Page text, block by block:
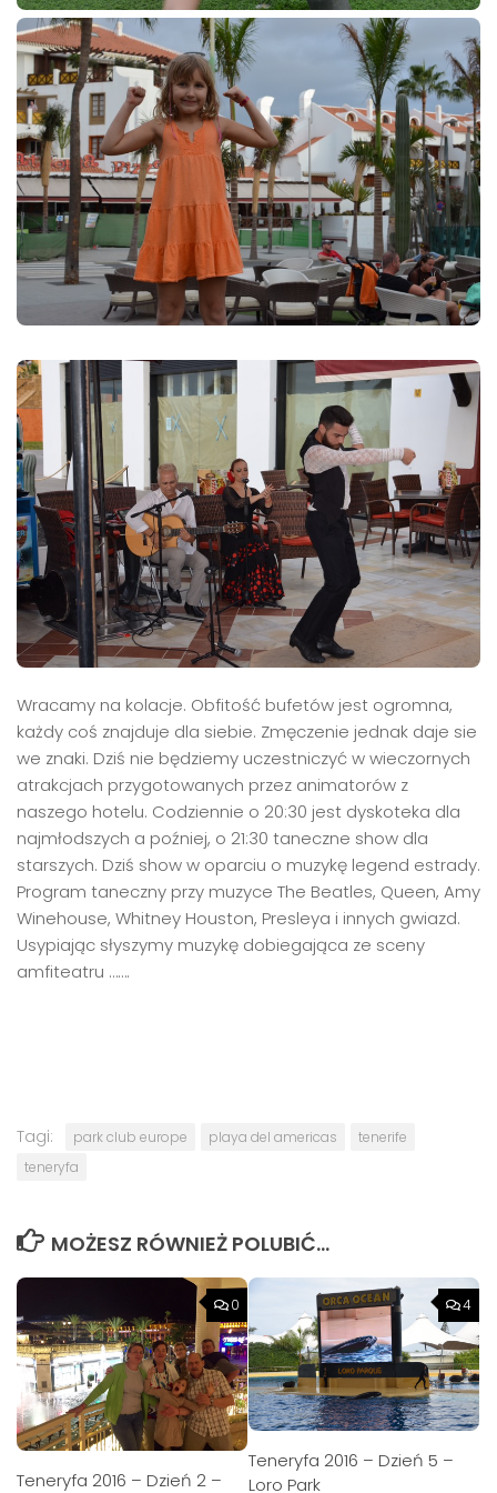
Wracamy na kolacje. Obfitość bufetów jest ogromna,
każdy coś znajduje dla siebie. Zmęczenie jednak daje sie
we znaki. Dziś nie będziemy uczestniczyć w wieczornych
atrakcjach przygotowanych przez animatorów z
naszego hotelu. Codziennie o 20:30 jest dyskoteka dla
najmłodszych a poźniej, o 21:30 taneczne show dla
starszych. Dziś show w oparciu o muzykę legend estrady.
Program taneczny przy muzyce The Beatles, Queen, Amy
Winehouse, Whitney Houston, Presleya i innych gwiazd.
Usypiając słyszymy muzykę dobiegająca ze sceny
amfiteatru …….
Tagi: park club europe playa del americas
tenerife
teneryfa
MOŻESZ RÓWNIEŻ POLUBIĆ…
0
Teneryfa 2016 – Dzień 2 –
4
Teneryfa 2016 – Dzień 5 –
Loro Park